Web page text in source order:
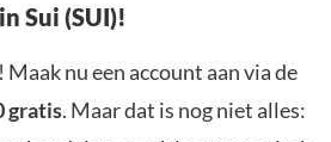
Sui (SUI)!
nu een account aan via de
gratis. Maar dat is nog niet alles: